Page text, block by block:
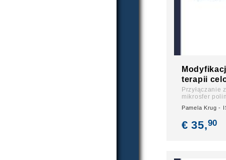
terapii
Przyłączanie
mikrosfer
Pamela Krug -
€ 35,90